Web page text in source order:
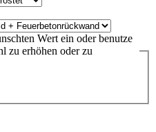
Wert ein oder benutze
zu erhöhen oder zu